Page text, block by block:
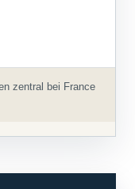
zentral bei France